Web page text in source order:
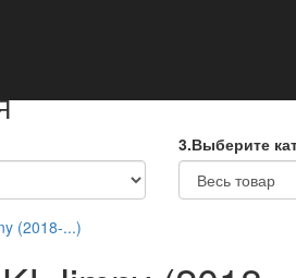
3.Выберите
(2018-...)